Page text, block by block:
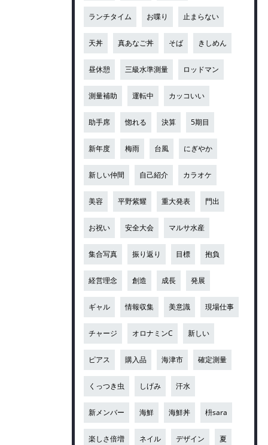
ランチタイム お喋り 止まらない
天丼 真あなご丼 そば きしめん
昼休憩 三級水準測量 ロッドマン
測量補助 運転中 カッコいい
助手席 惚れる 決算 5期目
新年度 梅雨 台風 にぎやか
新しい仲間 自己紹介 カラオケ
美容 平野紫耀 重大発表 門出
お祝い 安全大会 マルサ水産
集合写真 振り返り 目標 抱負
経営理念 創造 成長 発展
ギャル 情報収集 美意識 現場仕事
チャージ オロナミンC 新しい
ピアス 購入品 海津市 確定測量
くっつき虫 しげみ 汗水
新メンバー 海鮮 海鮮丼 枡sara
楽しさ倍増 ネイル デザイン 夏